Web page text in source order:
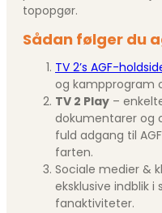
topopgør.
Sådan følger du
TV 2’s AGF-
og kampprogram
TV 2 Play –
dokumentarer og
fuld adgang til
farten.
Sociale medier &
eksklusive indblik
fanaktiviteter.